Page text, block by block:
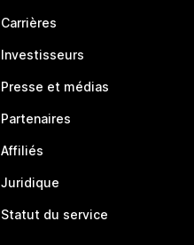
Carrières
Investisseurs
Presse et médias
Partenaires
Affiliés
Juridique
Statut du service